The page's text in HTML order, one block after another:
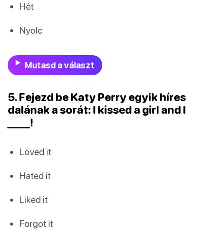
Hét
Nyolc
Mutasd a választ
5. Fejezd be Katy Perry egyik híres
dalának a sorát: I kissed a girl and I
_____!
Loved it
Hated it
Liked it
Forgot it